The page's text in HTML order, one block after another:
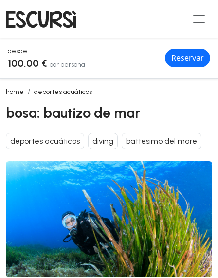
desde:
100,00 € por persona
Reservar
home deportes acuáticos
bosa: bautizo de mar
bosa: bautizo de mar
deportes acuáticos diving battesimo del mare